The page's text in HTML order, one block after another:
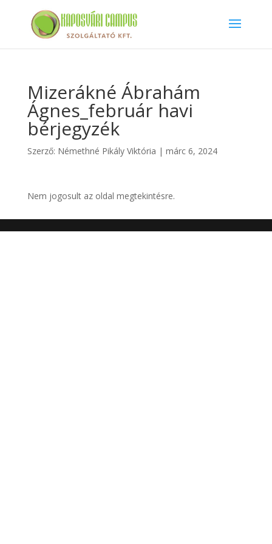
Mizerákné Ábrahám
Ágnes_február havi
bérjegyzék
Szerző: Némethné Pikály Viktória | márc 6, 2024
Nem jogosult az oldal megtekintésre.